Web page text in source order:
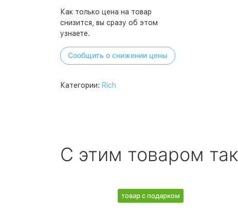
Как только цена на товар
снизится, вы сразу об этом
узнаете.
Сообщить о снижении цены
Категории: Rich
С этим товаром
товар с подарком